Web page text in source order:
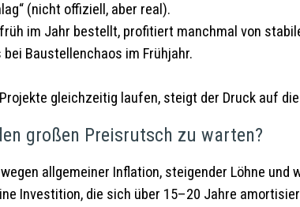
(nicht offiziell, aber real).
im Jahr bestellt, profitiert manchmal von
Baustellenchaos im Frühjahr.
gleichzeitig laufen, steigt der Druck auf
großen Preisrutsch zu warten?
allgemeiner Inflation, steigender Löhne und
Investition, die sich über 15–20 Jahre